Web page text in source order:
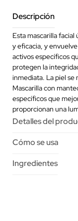
Descripción
Esta mascarilla
y eficacia, y
activos específicos
protegen la
inmediata. La piel se
Mascarilla con
específicos que
proporcionan una
Detalles del
Cómo se usa
Ingredientes